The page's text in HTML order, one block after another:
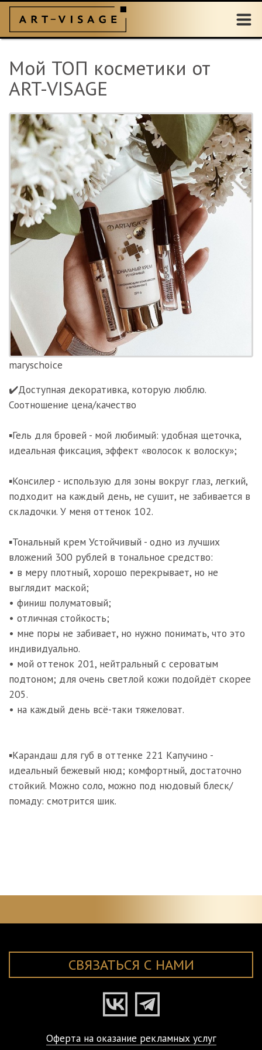
Мой ТОП косметики от
ART-VISAGE
maryschoice
✔️Доступная декоративка, которую люблю.
Соотношение цена/качество
▪️Гель для бровей - мой любимый: удобная щеточка,
идеальная фиксация, эффект «волосок к волоску»;
▪️Консилер - использую для зоны вокруг глаз, легкий,
подходит на каждый день, не сушит, не забивается в
складочки. У меня оттенок 102.
▪️Тональный крем Устойчивый - одно из лучших
вложений 300 рублей в тональное средство:
• в меру плотный, хорошо перекрывает, но не
выглядит маской;
• финиш полуматовый;
• отличная стойкость;
• мне поры не забивает, но нужно понимать, что это
индивидуально.
• мой оттенок 201, нейтральный с сероватым
подтоном; для очень светлой кожи подойдёт скорее
205.
• на каждый день всё-таки тяжеловат.
▪️Карандаш для губ в оттенке 221 Капучино -
идеальный бежевый нюд; комфортный, достаточно
стойкий. Можно соло, можно под нюдовый блеск/
помаду: смотрится шик.
СВЯЗАТЬСЯ С НАМИ
Оферта на оказание рекламных услуг